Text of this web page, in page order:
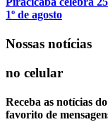
1º de agosto
Nossas notícias
no celular
Receba as notícias
favorito de